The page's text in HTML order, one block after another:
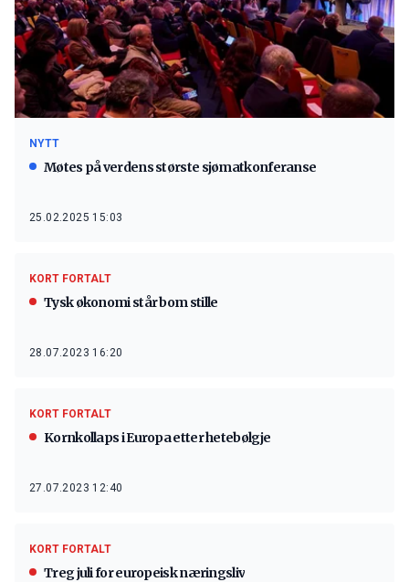
NYTT
Møtes på verdens største sjømatkonferanse
25.02.2025 15:03
KORT FORTALT
Tysk økonomi står bom stille
28.07.2023 16:20
KORT FORTALT
Kornkollaps i Europa etter hetebølgje
27.07.2023 12:40
KORT FORTALT
Treg juli for europeisk næringsliv